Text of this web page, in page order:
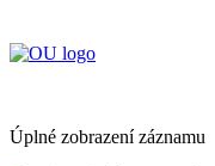
Úplné zobrazení záznamu